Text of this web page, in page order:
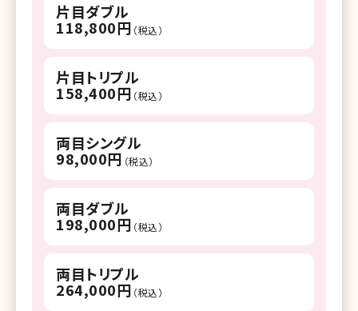
片目ダブル
118,800円 （税込）
片目トリプル
158,400円 （税込）
両目シングル
98,000円 （税込）
両目ダブル
198,000円 （税込）
両目トリプル
264,000円 （税込）